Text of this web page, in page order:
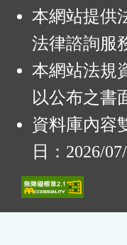
本網站提供
法律諮詢服
本網站法規
以公布之書
資料庫內容
日：2026/